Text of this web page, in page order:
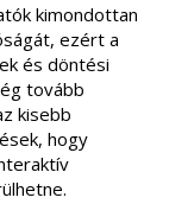
kimondottan
ezért a
és döntési
tovább
kisebb
hogy